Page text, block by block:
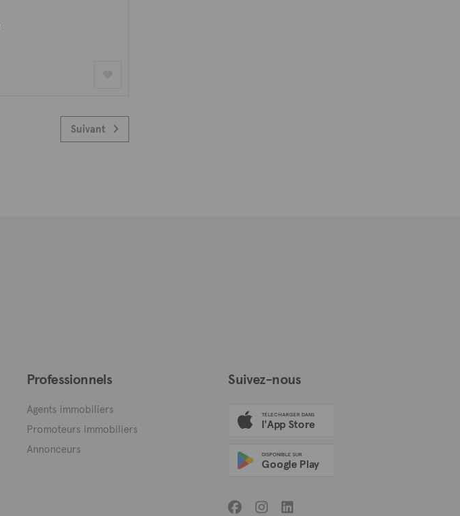
Suivant
Professionnels
Agents immobiliers
Promoteurs immobiliers
Annonceurs
Suivez-nous
TÉLECHARGER DANS
l'App Store
DISPONIBLE SUR
Google Play